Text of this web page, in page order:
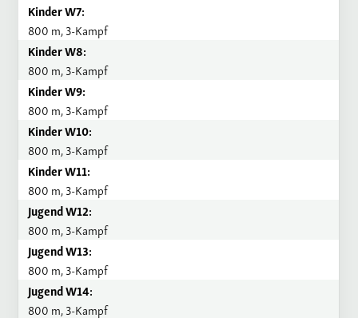
Kinder W7:
800 m, 3-Kampf
Kinder W8:
800 m, 3-Kampf
Kinder W9:
800 m, 3-Kampf
Kinder W10:
800 m, 3-Kampf
Kinder W11:
800 m, 3-Kampf
Jugend W12:
800 m, 3-Kampf
Jugend W13:
800 m, 3-Kampf
Jugend W14:
800 m, 3-Kampf